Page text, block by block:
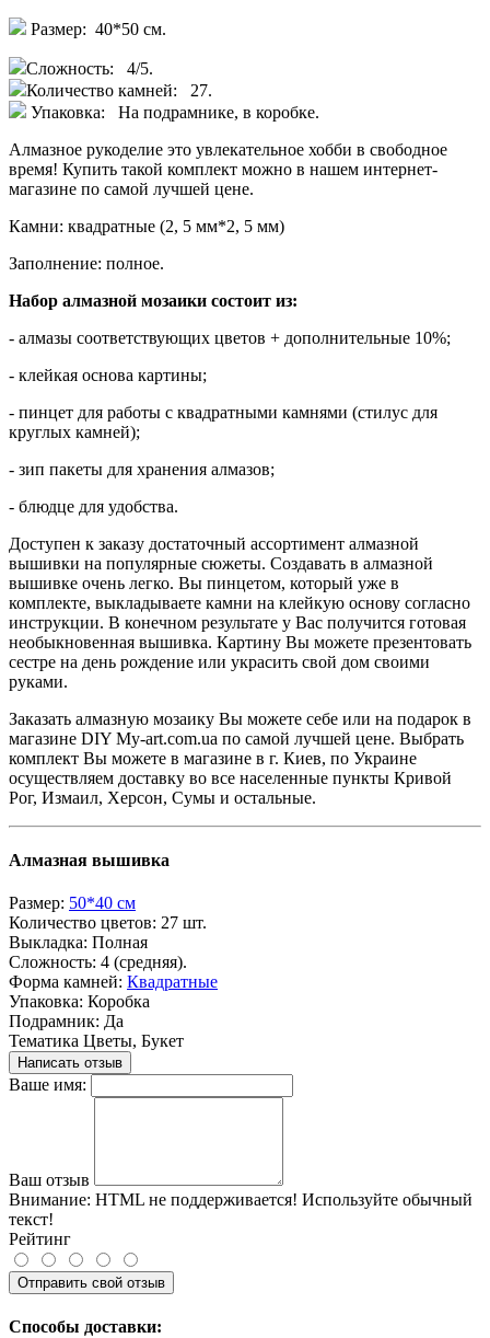
Размер: 40*50 см.
Сложность: 4/5.
Количество камней: 27.
Упаковка: На подрамнике, в коробке.
Алмазное рукоделие это увлекательное хобби в свободное
время! Купить такой комплект можно в нашем интернет-
магазине по самой лучшей цене.
Камни: квадратные (2, 5 мм*2, 5 мм)
Заполнение: полное.
Набор алмазной мозаики состоит из:
- алмазы соответствующих цветов + дополнительные 10%;
- клейкая основа картины;
- пинцет для работы с квадратными камнями (стилус для
круглых камней);
- зип пакеты для хранения алмазов;
- блюдце для удобства.
Доступен к заказу достаточный ассортимент алмазной
вышивки на популярные сюжеты. Создавать в алмазной
вышивке очень легко. Вы пинцетом, который уже в
комплекте, выкладываете камни на клейкую основу согласно
инструкции. В конечном результате у Вас получится готовая
необыкновенная вышивка. Картину Вы можете презентовать
сестре на день рождение или украсить свой дом своими
руками.
Заказать алмазную мозаику Вы можете себе или на подарок в
магазине DIY My-art.com.ua по самой лучшей цене. Выбрать
комплект Вы можете в магазине в г. Киев, по Украине
осуществляем доставку во все населенные пункты Кривой
Рог, Измаил, Херсон, Сумы и остальные.
Алмазная вышивка
Размер: 50*40 см
Количество цветов: 27 шт.
Выкладка: Полная
Сложность: 4 (средняя).
Форма камней: Квадратные
Упаковка: Коробка
Подрамник: Да
Тематика Цветы, Букет
Написать отзыв
Ваше имя:
Ваш отзыв
Внимание: HTML не поддерживается! Используйте обычный
текст!
Рейтинг
Отправить свой отзыв
Способы доставки: